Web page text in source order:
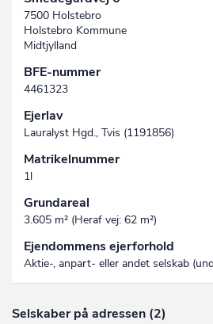
7500 Holstebro
Holstebro Kommune
Midtjylland
BFE-nummer
4461323
Ejerlav
Lauralyst Hgd., Tvis (1191856)
Matrikelnummer
1l
Grundareal
3.605 m² (Heraf vej: 62 m²)
Ejendommens ejerforhold
Aktie-, anpart- eller andet selskab
Selskaber på adressen (2)